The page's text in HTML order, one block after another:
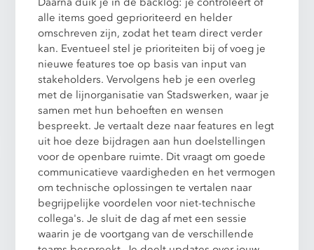
alle items goed geprioriteerd en helder
omschreven zijn, zodat het team direct verder
kan. Eventueel stel je prioriteiten bij of voeg je
nieuwe features toe op basis van input van
stakeholders. Vervolgens heb je een overleg
met de lijnorganisatie van Stadswerken, waar je
samen met hun behoeften en wensen
bespreekt. Je vertaalt deze naar features en legt
uit hoe deze bijdragen aan hun doelstellingen
voor de openbare ruimte. Dit vraagt om goede
communicatieve vaardigheden en het vermogen
om technische oplossingen te vertalen naar
begrijpelijke voordelen voor niet-technische
collega's. Je sluit de dag af met een sessie
waarin je de voortgang van de verschillende